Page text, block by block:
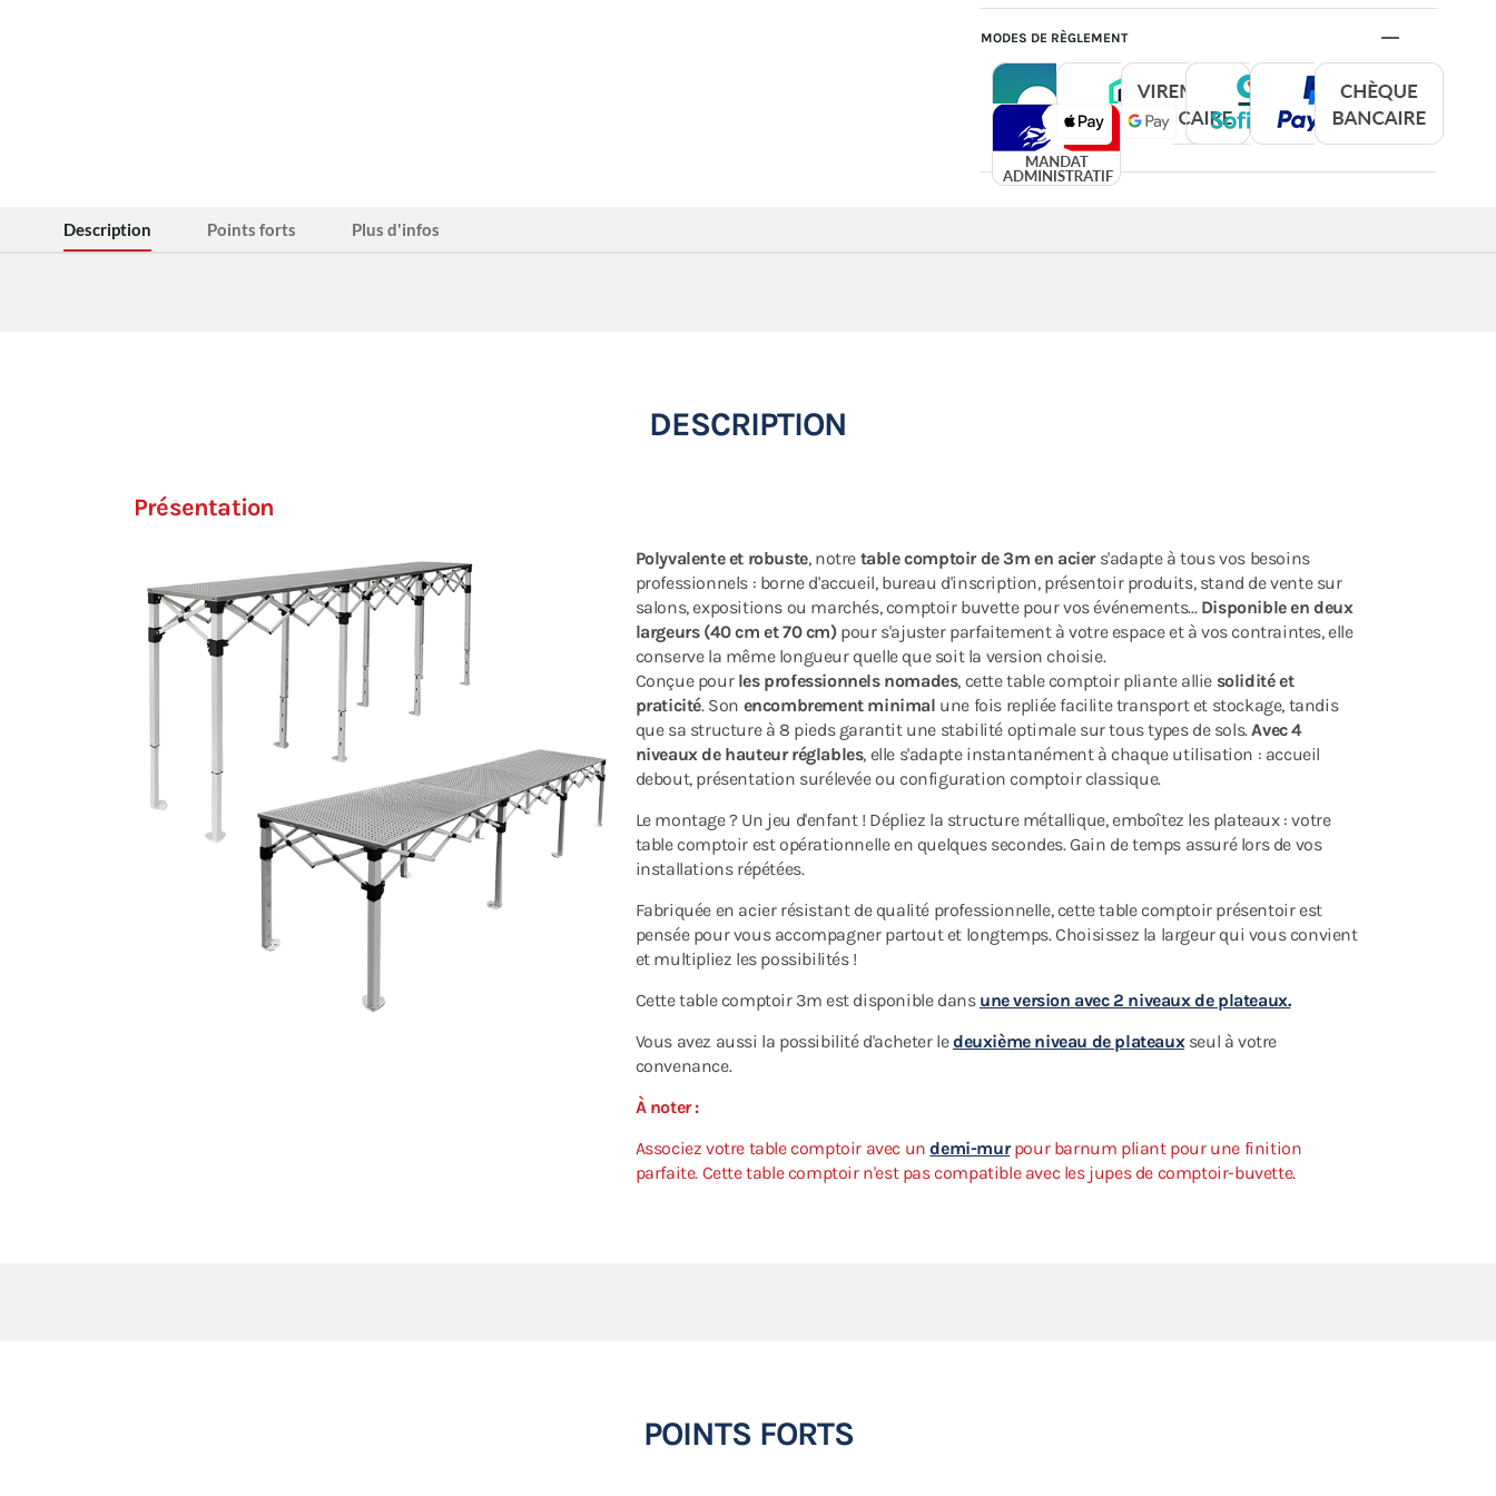
MODES DE RÈGLEMENT
Description Points forts Plus d'infos
DESCRIPTION
Présentation
Polyvalente et robuste, notre table comptoir de3m en aciers'adapte à tous vos besoins
professionnels : borne d'accueil, bureau d'inscription, présentoir produits, stand de vente sur
salons, expositions ou marchés, comptoir buvette pour vos événements... Disponible en deux
largeurs (40 cm et 70 cm) pour s'ajuster parfaitement à votre espace et à vos contraintes, elle
conserve la même longueur quelle que soit la version choisie.
Conçue pour les professionnels nomades, cette table comptoir pliante allie solidité et
praticité. Son encombrement minimal une fois repliée facilite transport et stockage, tandis
que sa structure à 8 pieds garantit une stabilité optimale sur tous types de sols.Avec 4
niveaux de hauteur réglables, elle s'adapte instantanément à chaque utilisation : accueil
debout, présentation surélevée ou configuration comptoir classique.
Le montage ? Un jeu d'enfant ! Dépliez la structure métallique, emboîtez les plateaux : votre
table comptoir est opérationnelle en quelques secondes. Gain de temps assuré lors de vos
installations répétées.
Fabriquée en acier résistant de qualité professionnelle, cette table comptoir présentoir est
pensée pour vous accompagner partout et longtemps. Choisissez la largeur qui vous convient
et multipliez les possibilités !
Cette table comptoir 3m est disponible dans une version avec 2 niveaux de plateaux.
Vous avez aussi la possibilité d'acheter ledeuxième niveau de plateauxseul à votre
convenance.
À noter :
Associez votre table comptoir avec undemi-murpour barnum pliant pour une finition
parfaite. Cette table comptoir n'est pas compatible avec les jupes de comptoir-buvette.
POINTS FORTS